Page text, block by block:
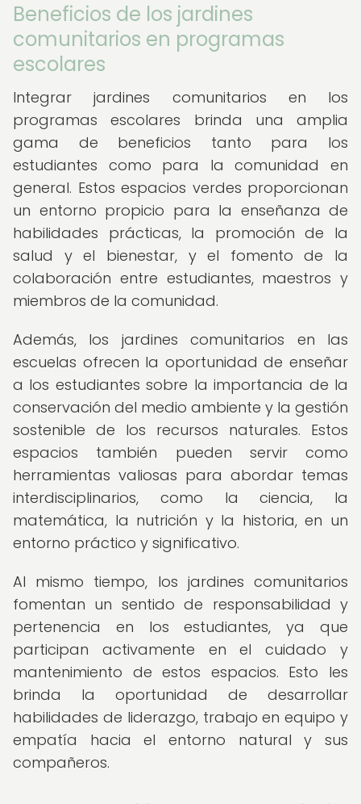
Beneficios de los jardines
comunitarios en programas
escolares
Integrar jardines comunitarios en los
programas escolares brinda una amplia
gama de beneficios tanto para los
estudiantes como para la comunidad en
general. Estos espacios verdes proporcionan
un entorno propicio para la enseñanza de
habilidades prácticas, la promoción de la
salud y el bienestar, y el fomento de la
colaboración entre estudiantes, maestros y
miembros de la comunidad.
Además, los jardines comunitarios en las
escuelas ofrecen la oportunidad de enseñar
a los estudiantes sobre la importancia de la
conservación del medio ambiente y la gestión
sostenible de los recursos naturales. Estos
espacios también pueden servir como
herramientas valiosas para abordar temas
interdisciplinarios, como la ciencia, la
matemática, la nutrición y la historia, en un
entorno práctico y significativo.
Al mismo tiempo, los jardines comunitarios
fomentan un sentido de responsabilidad y
pertenencia en los estudiantes, ya que
participan activamente en el cuidado y
mantenimiento de estos espacios. Esto les
brinda la oportunidad de desarrollar
habilidades de liderazgo, trabajo en equipo y
empatía hacia el entorno natural y sus
compañeros.